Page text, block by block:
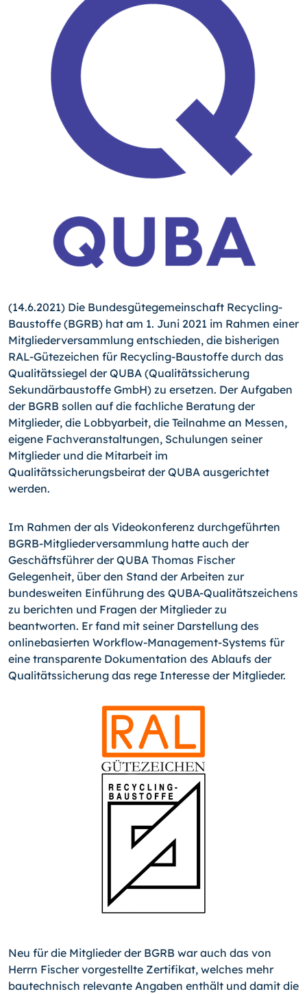
(14.6.2021) Die Bundesgütegemeinschaft Recycling-
Baustoffe (BGRB) hat am 1. Juni 2021 im Rahmen einer
Mitgliederversammlung entschieden, die bisherigen
RAL-Gütezeichen für Recycling-Baustoffe durch das
Qualitätssiegel der QUBA (Qualitätssicherung
Sekundärbaustoffe GmbH) zu ersetzen. Der Aufgaben
der BGRB sollen auf die fachliche Beratung der
Mitglieder, die Lobbyarbeit, die Teilnahme an Messen,
eigene Fachveranstaltungen, Schulungen seiner
Mitglieder und die Mitarbeit im
Qualitätssicherungsbeirat der QUBA ausgerichtet
werden.
Im Rahmen der als Videokonferenz durchgeführten
BGRB-Mitgliederversammlung hatte auch der
Geschäftsführer der QUBA Thomas Fischer
Gelegenheit, über den Stand der Arbeiten zur
bundesweiten Einführung des QUBA-Qualitätszeichens
zu berichten und Fragen der Mitglieder zu
beantworten. Er fand mit seiner Darstellung des
onlinebasierten Workflow-Management-Systems für
eine transparente Dokumentation des Ablaufs der
Qualitätssicherung das rege Interesse der Mitglieder.
Neu für die Mitglieder der BGRB war auch das von
Herrn Fischer vorgestellte Zertifikat, welches mehr
bautechnisch relevante Angaben enthält und damit die